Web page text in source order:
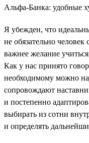
Альфа-Банка: удобные
Я убежден, что
не обязательно
важнее желание
Как у нас принято
необходимому можно
сопровождают
и постепенно
выбирать из сотни
и определять